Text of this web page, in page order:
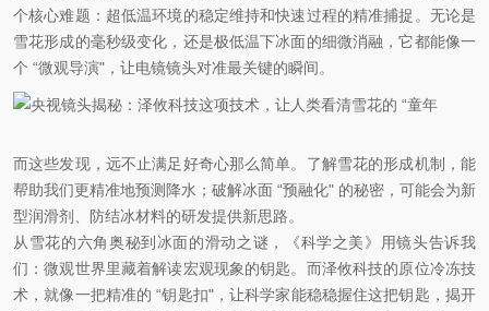
个核心难题：超低温环境的稳定维持和快速过程的精准捕捉。无论是
雪花形成的毫秒级变化，还是极低温下冰面的细微消融，它都能像一
个 “微观导演"，让电镜镜头对准最关键的瞬间。
而这些发现，远不止满足好奇心那么简单。了解雪花的形成机制，能
帮助我们更精准地预测降水；破解冰面 “预融化" 的秘密，可能会为新
型润滑剂、防结冰材料的研发提供新思路。
从雪花的六角奥秘到冰面的滑动之谜，《科学之美》用镜头告诉我
们：微观世界里藏着解读宏观现象的钥匙。而泽攸科技的原位冷冻技
术，就像一把精准的 “钥匙扣"，让科学家能稳稳握住这把钥匙，揭开